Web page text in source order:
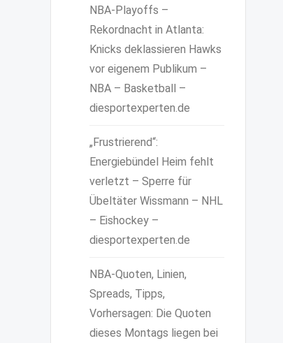
NBA-Playoffs –
Rekordnacht in Atlanta:
Knicks deklassieren Hawks
vor eigenem Publikum –
NBA – Basketball –
diesportexperten.de
„Frustrierend“:
Energiebündel Heim fehlt
verletzt – Sperre für
Übeltäter Wissmann – NHL
– Eishockey –
diesportexperten.de
NBA-Quoten, Linien,
Spreads, Tipps,
Vorhersagen: Die Quoten
dieses Montags liegen bei